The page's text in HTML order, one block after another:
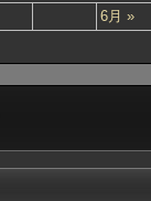
6月 »